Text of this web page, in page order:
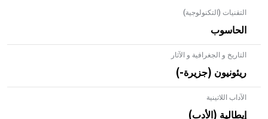
التقنيات (التكنولوجية)
الحاسوب
التاريخ و الجغرافية و الآثار
ريئونيون (جزيرة-)
الآداب اللاتينية
إيطالية (الأدب)